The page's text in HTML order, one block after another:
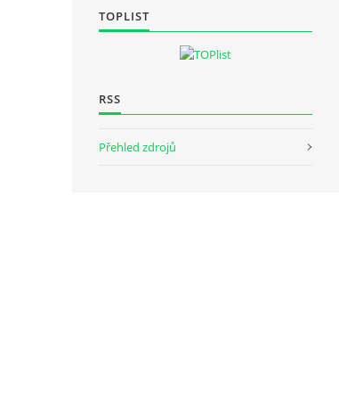
TOPLIST
RSS
Přehled zdrojů